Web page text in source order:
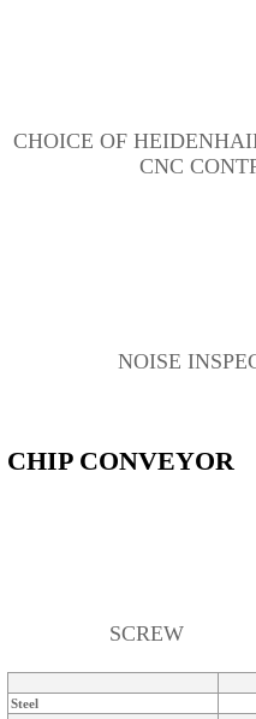
CHOICE OF
CNC
NOISE
CHIP CONVEYOR
SCREW
Steel